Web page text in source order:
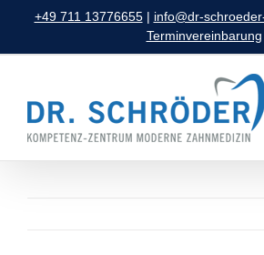
+49 711 13776655| info@dr-
Terminvereinbarung